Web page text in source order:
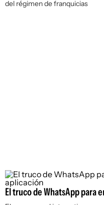
del régimen de franquicias
El truco de WhatsApp para